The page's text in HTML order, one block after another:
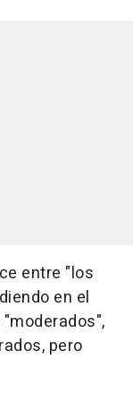
entre "los
en el
pero